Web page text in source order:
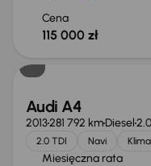
Cena
115 000 zł
Audi A4
2013281 792 kmDiesel
2.0 TDI Navi
Miesięczna rata